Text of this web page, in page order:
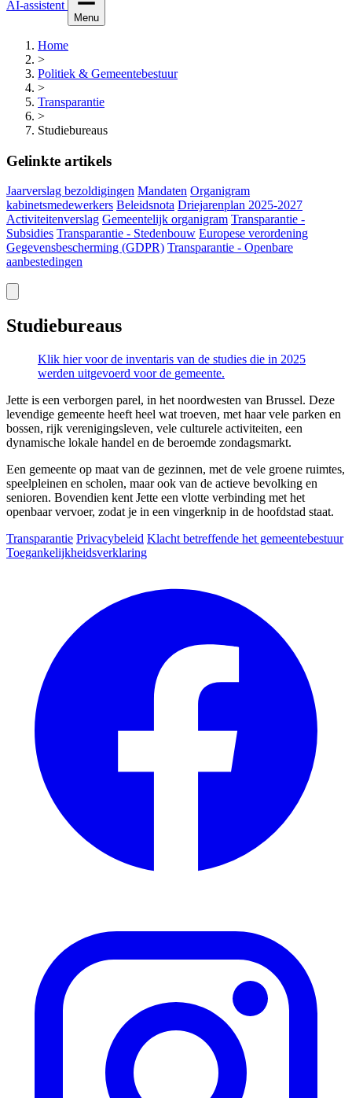
AI-assistent
Menu
Home
>
Politiek & Gemeentebestuur
>
Transparantie
>
Studiebureaus
Gelinkte artikels
Jaarverslag bezoldigingen Mandaten Organigram
kabinetsmedewerkers Beleidsnota Driejarenplan 2025-2027
Activiteitenverslag Gemeentelijk organigram Transparantie -
Subsidies Transparantie - Stedenbouw Europese verordening
Gegevensbescherming (GDPR) Transparantie - Openbare
aanbestedingen
Studiebureaus
Klik hier voor de inventaris van de studies die in 2025
werden uitgevoerd voor de gemeente.
Jette is een verborgen parel, in het noordwesten van Brussel. Deze
levendige gemeente heeft heel wat troeven, met haar vele parken en
bossen, rijk verenigingsleven, vele culturele activiteiten, een
dynamische lokale handel en de beroemde zondagsmarkt.
Een gemeente op maat van de gezinnen, met de vele groene ruimtes,
speelpleinen en scholen, maar ook van de actieve bevolking en
senioren. Bovendien kent Jette een vlotte verbinding met het
openbaar vervoer, zodat je in een vingerknip in de hoofdstad staat.
Transparantie Privacybeleid Klacht betreffende het gemeentebestuur
Toegankelijkheidsverklaring